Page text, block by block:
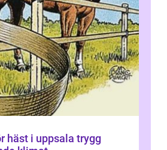
i uppsala trygg